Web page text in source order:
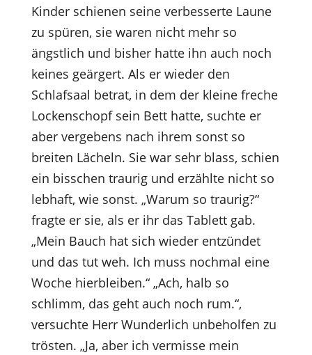
Kinder schienen seine verbesserte Laune
zu spüren, sie waren nicht mehr so
ängstlich und bisher hatte ihn auch noch
keines geärgert. Als er wieder den
Schlafsaal betrat, in dem der kleine freche
Lockenschopf sein Bett hatte, suchte er
aber vergebens nach ihrem sonst so
breiten Lächeln. Sie war sehr blass, schien
ein bisschen traurig und erzählte nicht so
lebhaft, wie sonst. „Warum so traurig?“
fragte er sie, als er ihr das Tablett gab.
„Mein Bauch hat sich wieder entzündet
und das tut weh. Ich muss nochmal eine
Woche hierbleiben.“ „Ach, halb so
schlimm, das geht auch noch rum.“,
versuchte Herr Wunderlich unbeholfen zu
trösten. „Ja, aber ich vermisse mein